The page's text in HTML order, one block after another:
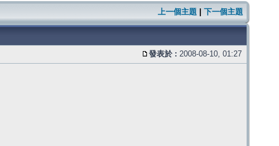
上一個主題 下一個主題
發表於 : 2008-08-10, 01:27